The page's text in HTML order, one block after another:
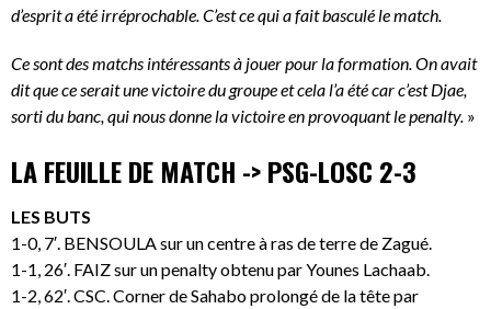
d’esprit a été irréprochable. C’est ce qui a fait basculé le match.
Ce sont des matchs intéressants à jouer pour la formation. On avait
dit que ce serait une victoire du groupe et cela l’a été car c’est Djae,
sorti du banc, qui nous donne la victoire en provoquant le penalty. »
LA FEUILLE DE MATCH -> PSG-LOSC 2-3
LES BUTS
1-0, 7′. BENSOULA sur un centre à ras de terre de Zagué.
1-1, 26′. FAIZ sur un penalty obtenu par Younes Lachaab.
1-2, 62′. CSC. Corner de Sahabo prolongé de la tête par